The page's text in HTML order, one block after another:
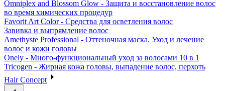
Omniplex and Blossom Glow - Защита и восстановление волос
во время химических процедур
Favorit Art Color - Средства для осветления волос
Завивка и выпрямление волос
Amethyste Professional - Оттеночная маска. Уход и лечение
волос и кожи головы
Onely - Много-функциональный уход за волосами 10 в 1
Tricogen - Жирная кожа головы, выпадение волос, перхоть
Hair Concept